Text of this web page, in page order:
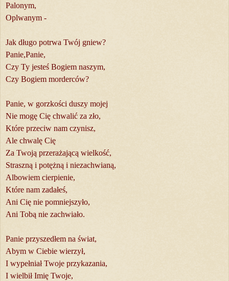
Palonym,
Oplwanym -
Jak długo potrwa Twój gniew?
Panie,Panie,
Czy Ty jesteś Bogiem naszym,
Czy Bogiem morderców?
Panie, w gorzkości duszy mojej
Nie mogę Cię chwalić za zło,
Które przeciw nam czynisz,
Ale chwalę Cię
Za Twoją przerażającą wielkość,
Straszną i potężną i niezachwianą,
Albowiem cierpienie,
Które nam zadałeś,
Ani Cię nie pomniejszyło,
Ani Tobą nie zachwiało.
Panie przyszedłem na świat,
Abym w Ciebie wierzył,
I wypełniał Twoje przykazania,
I wielbił Imię Twoje,